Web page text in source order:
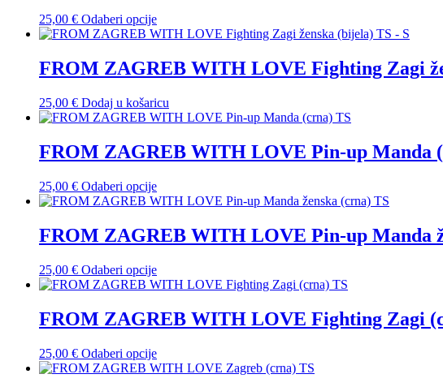
se
mogu
na
stranici
25,00 € Odaberi opcijeOvaj
proizvod
više
varijanti.
se
mogu
na
stranici
FROM ZAGREB WITH LOVE Fighting Zagi
25,00 € Dodaj u košaricu
FROM ZAGREB WITH LOVE Pin-up Manda
25,00 € Odaberi opcijeOvaj
proizvod
više
varijanti.
se
mogu
na
stranici
FROM ZAGREB WITH LOVE Pin-up Manda
25,00 € Odaberi opcijeOvaj
proizvod
više
varijanti.
se
mogu
FROM ZAGREB WITH LOVE Fighting Zagi
25,00 € Odaberi opcijeOvaj
proizvod